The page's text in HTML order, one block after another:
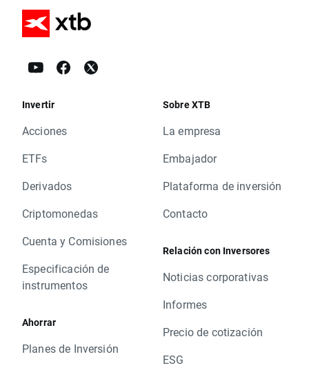
Invertir
Acciones
ETFs
Derivados
Criptomonedas
Cuenta y Comisiones
Especificación de
instrumentos
Ahorrar
Planes de Inversión
Sobre XTB
La empresa
Embajador
Plataforma de inversión
Contacto
Relación con Inversores
Noticias corporativas
Informes
Precio de cotización
ESG